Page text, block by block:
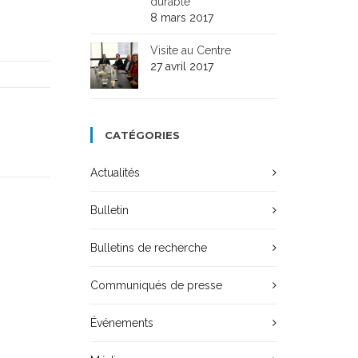
8 mars 2017
Visite au Centre
27 avril 2017
CATÉGORIES
Actualités
Bulletin
Bulletins de recherche
Communiqués de presse
Événements